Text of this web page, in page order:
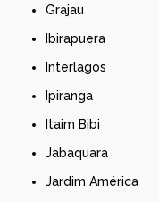
Grajau
Ibirapuera
Interlagos
Ipiranga
Itaim Bibi
Jabaquara
Jardim América